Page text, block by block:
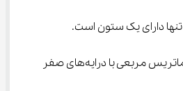
دارای یک ستون است.
مربعی با درایه‌های صفر